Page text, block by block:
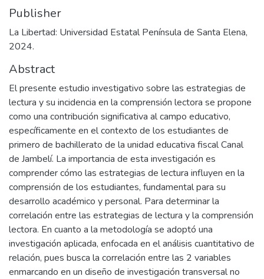
Publisher
La Libertad: Universidad Estatal Península de Santa Elena,
2024.
Abstract
El presente estudio investigativo sobre las estrategias de
lectura y su incidencia en la comprensión lectora se propone
como una contribución significativa al campo educativo,
específicamente en el contexto de los estudiantes de
primero de bachillerato de la unidad educativa fiscal Canal
de Jambelí. La importancia de esta investigación es
comprender cómo las estrategias de lectura influyen en la
comprensión de los estudiantes, fundamental para su
desarrollo académico y personal. Para determinar la
correlación entre las estrategias de lectura y la comprensión
lectora. En cuanto a la metodología se adoptó una
investigación aplicada, enfocada en el análisis cuantitativo de
relación, pues busca la correlación entre las 2 variables
enmarcando en un diseño de investigación transversal no